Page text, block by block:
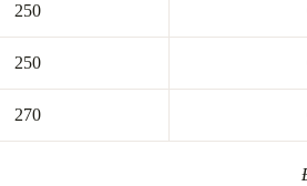
250
250
270